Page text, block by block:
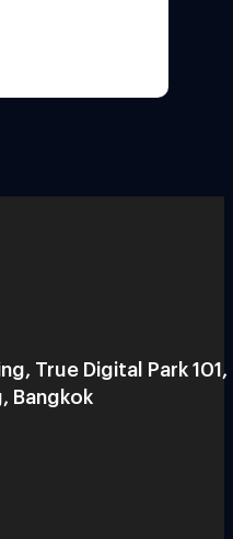
True Digital Park 101,
Bangkok